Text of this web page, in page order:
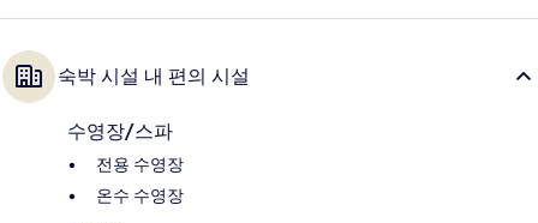
숙박 시설 내 편의 시설
수영장/스파
전용 수영장
온수 수영장